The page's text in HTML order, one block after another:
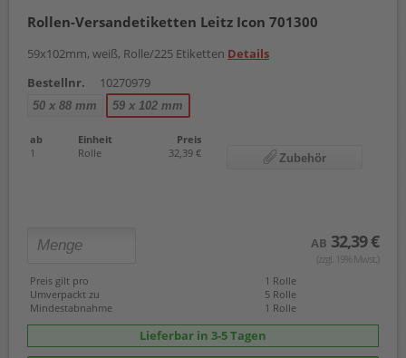
Rollen-Versandetiketten Leitz Icon 701300
59x102mm, weiß, Rolle/225 Etiketten Details
Bestellnr.
10270979
50 x 88 mm 59 x 102 mm
ab Einheit
Preis
1
Rolle 32,39 € Zubehör
AB 32,39 €
(zzgl. 19% Mwst.)
Preis gilt pro
1 Rolle
Umverpackt zu
5 Rolle
Mindestabnahme
1 Rolle
Lieferbar in 3-5 Tagen